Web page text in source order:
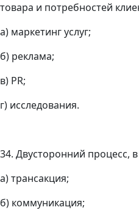
товара и потребностей
а) маркетинг услуг;
б) реклама;
в) PR;
г) исследования.
34. Двусторонний процесс,
а) трансакция;
б) коммуникация;